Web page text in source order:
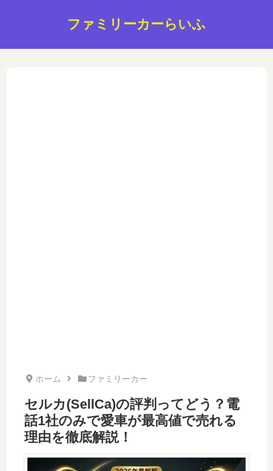
ファミリーカーらいふ
ホーム ファミリーカー
セルカ(SellCa)の評判ってどう？電
話1社のみで愛車が最高値で売れる
理由を徹底解説！